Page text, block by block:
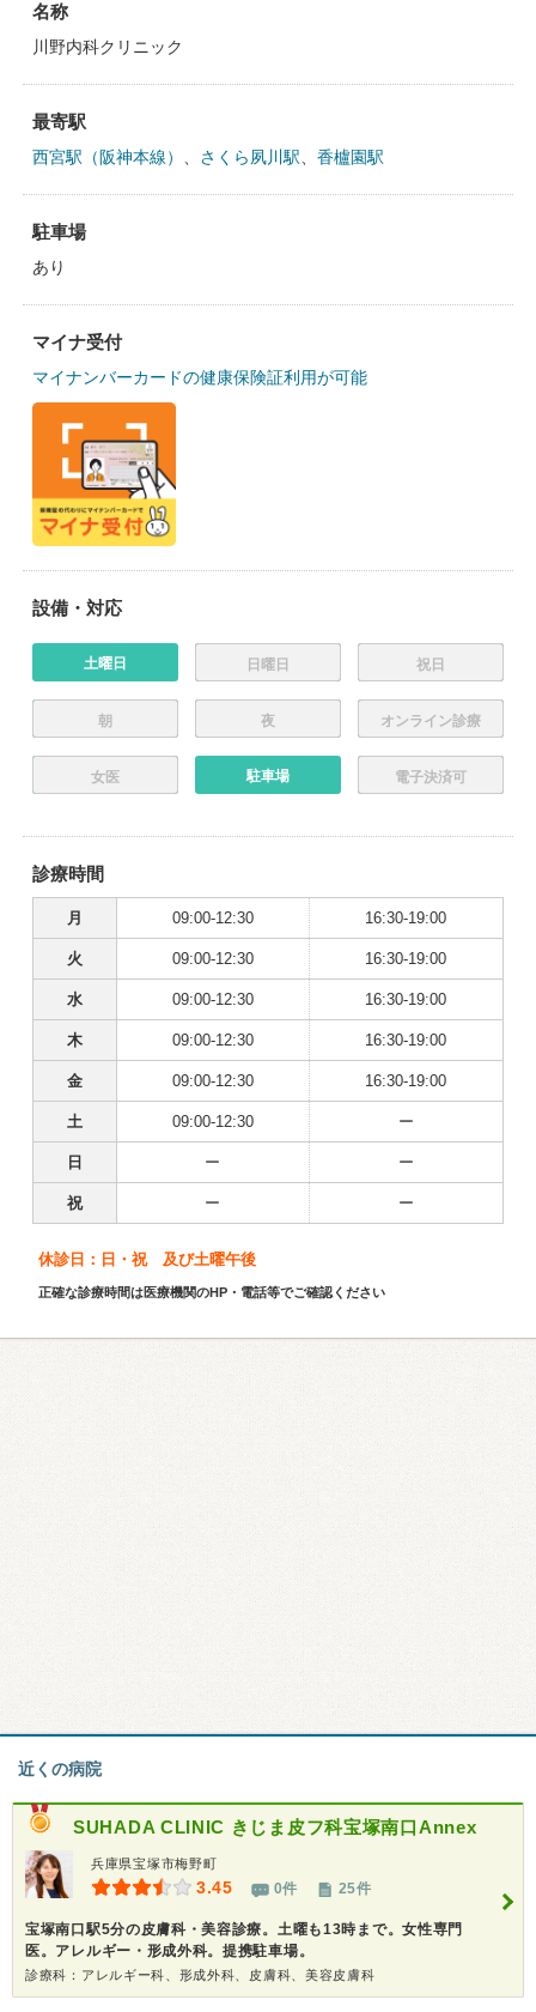
名称
川野内科クリニック
最寄駅
西宮駅（阪神本線） さくら夙川駅 香櫨園駅
駐車場
あり
マイナ受付
マイナンバーカードの健康保険証利用が可能
設備・対応
土曜日 日曜日 祝日
朝 夜 オンライン診療
女医 駐車場 電子決済可
診療時間
月 09:00-12:30 16:30-19:00
火 09:00-12:30 16:30-19:00
水 09:00-12:30 16:30-19:00
木 09:00-12:30 16:30-19:00
金 09:00-12:30 16:30-19:00
土 09:00-12:30 ー
日 ー ー
祝 ー ー
休診日：日・祝 及び土曜午後
正確な診療時間は医療機関のHP・電話等でご確認ください
近くの病院
SUHADA CLINIC きじま皮フ科宝塚南口Annex
兵庫県宝塚市梅野町
3.45 0件 25件
宝塚南口駅5分の皮膚科・美容診療。土曜も13時まで。女性専門
医。アレルギー・形成外科。提携駐車場。
診療科：アレルギー科、形成外科、皮膚科、美容皮膚科